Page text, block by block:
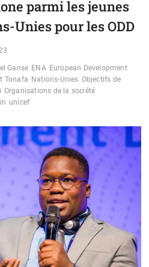
parmi les jeunes
Unies pour les ODD
Ganse ENA European Development
Tonafa Nations-Unies Objectifs de
Organisations de la société
unicef